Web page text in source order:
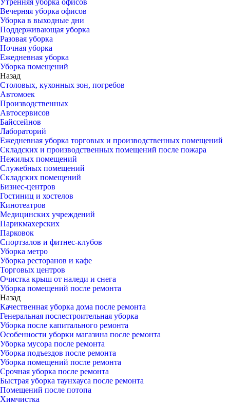
Утренняя уборка офисов
Вечерняя уборка офисов
Уборка в выходные дни
Поддерживающая уборка
Разовая уборка
Ночная уборка
Ежедневная уборка
Уборка помещений
Назад
Столовых, кухонных зон, погребов
Автомоек
Производственных
Автосервисов
Байссейнов
Лабораторий
Ежедневная уборка торговых и производственных помещений
Складских и производственных помещений после пожара
Нежилых помещений
Служебных помещений
Складских помещений
Бизнес-центров
Гостиниц и хостелов
Кинотеатров
Медицинских учреждений
Парикмахерских
Парковок
Спортзалов и фитнес-клубов
Уборка метро
Уборка ресторанов и кафе
Торговых центров
Очистка крыш от наледи и снега
Уборка помещений после ремонта
Назад
Качественная уборка дома после ремонта
Генеральная послестроительная уборка
Уборка после капитального ремонта
Особенности уборки магазина после ремонта
Уборка мусора после ремонта
Уборка подъездов после ремонта
Уборка помещений после ремонта
Срочная уборка после ремонта
Быстрая уборка таунхауса после ремонта
Помещений после потопа
Химчистка